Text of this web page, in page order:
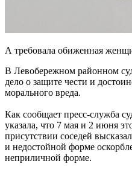
А требовала обиженная
В Левобережном районном
дело о защите чести и
морального вреда.
Как сообщает пресс-служба
указала, что 7 мая и 2 июня
присутствии соседей
и недостойной форме
неприличной форме.